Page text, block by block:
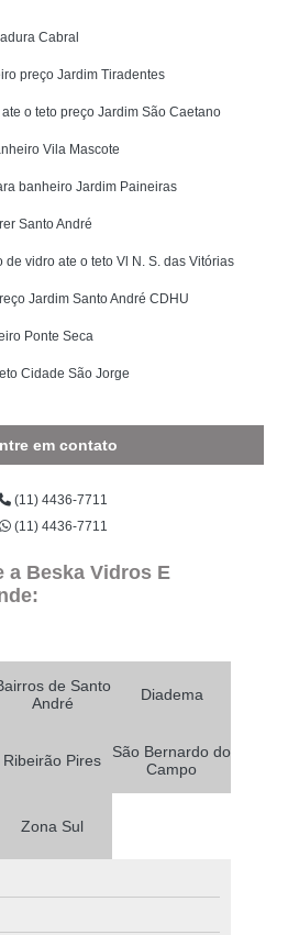
Cabral
preço Jardim Tiradentes
o teto preço Jardim São Caetano
Vila Mascote
banheiro Jardim Paineiras
Santo André
vidro ate o teto Vl N. S. das Vitórias
Jardim Santo André CDHU
Ponte Seca
Cidade São Jorge
em contato
(11) 4436-7711
(11) 4436-7711
a Beska Vidros E
de Santo
André
Diadema
Ribeirão Pires
São Bernardo do
Campo
Zona Sul